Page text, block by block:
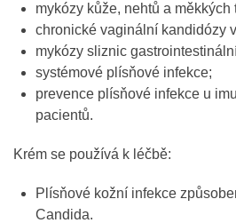
mykózy kůže, nehtů a měkkých
chronické vaginální kandidózy
mykózy sliznic
systémové plísňové infekce;
prevence plísňové infekce u
pacientů.
Krém se používá k léčbě:
Plísňové kožní infekce
Candida.